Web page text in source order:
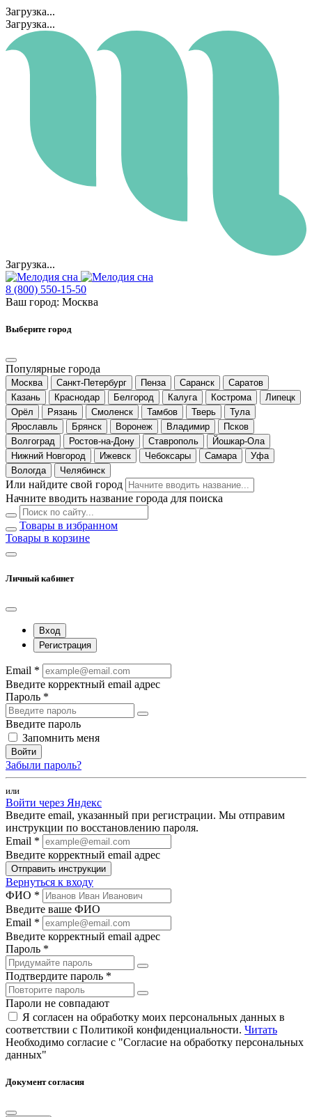
Загрузка...
Загрузка...
Загрузка...
8 (800) 550-15-50
Ваш город: Москва
Выберите город
Популярные города
Москва Санкт-Петербург Пенза Саранск
Саратов
Казань
Краснодар Белгород Калуга Кострома
Липецк
Орёл
Рязань Смоленск Тамбов Тверь
Тула
Ярославль
Брянск Воронеж Владимир
Псков
Волгоград
Ростов-на-Дону Ставрополь
Йошкар-Ола
Нижний Новгород
Ижевск Чебоксары Самара
Уфа
Вологда
Челябинск
Или найдите свой город
Начните вводить название города для поиска
Товары в избранном
Товары в корзине
Личный кабинет
Вход
Регистрация
Email *
Введите корректный email адрес
Пароль *
Введите пароль
Запомнить меня
Войти
Забыли пароль?
или
Войти через Яндекс
Введите email, указанный при регистрации. Мы отправим
инструкции по восстановлению пароля.
Email *
Введите корректный email адрес
Отправить инструкции
Вернуться к входу
ФИО *
Введите ваше ФИО
Email *
Введите корректный email адрес
Пароль *
Подтвердите пароль *
Пароли не совпадают
Я согласен на обработку моих персональных данных в
соответствии с Политикой конфиденциальности. Читать
Необходимо согласие с "Согласие на обработку персональных
данных"
Документ согласия